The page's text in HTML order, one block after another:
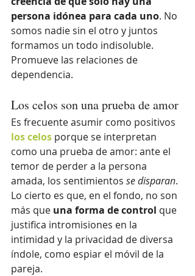
persona idónea para cada uno. No
somos nadie sin el otro y juntos
formamos un todo indisoluble.
Promueve las relaciones de
dependencia.
Los celos son una prueba de amor
Es frecuente asumir como positivos
los celos porque se interpretan
como una prueba de amor: ante el
temor de perder a la persona
amada, los sentimientos se disparan.
Lo cierto es que, en el fondo, no son
más que una forma de control que
justifica intromisiones en la
intimidad y la privacidad de diversa
índole, como espiar el móvil de la
pareja.